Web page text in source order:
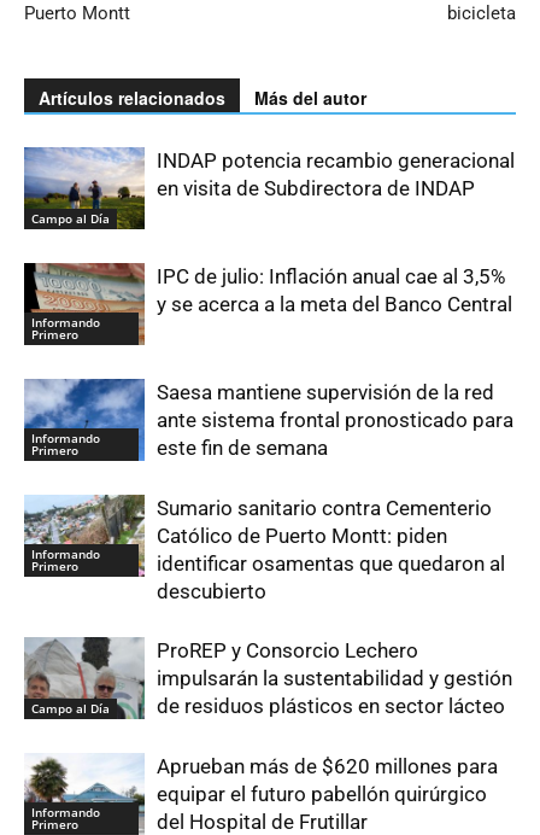
Puerto Montt
bicicleta
Artículos relacionados Más del autor
Campo al Día
INDAP potencia recambio generacional
en visita de Subdirectora de INDAP
Informando
Primero
IPC de julio: Inflación anual cae al 3,5%
y se acerca a la meta del Banco Central
Informando
Primero
Saesa mantiene supervisión de la red
ante sistema frontal pronosticado para
este fin de semana
Informando
Primero
Sumario sanitario contra Cementerio
Católico de Puerto Montt: piden
identificar osamentas que quedaron al
descubierto
Campo al Día
ProREP y Consorcio Lechero
impulsarán la sustentabilidad y gestión
de residuos plásticos en sector lácteo
Informando
Primero
Aprueban más de $620 millones para
equipar el futuro pabellón quirúrgico
del Hospital de Frutillar